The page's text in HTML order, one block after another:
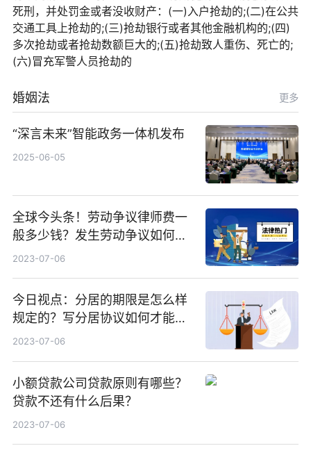
死刑，并处罚金或者没收财产：(一)入户抢劫的;(二)在公共
交通工具上抢劫的;(三)抢劫银行或者其他金融机构的;(四)
多次抢劫或者抢劫数额巨大的;(五)抢劫致人重伤、死亡的;
(六)冒充军警人员抢劫的
婚姻法 更多
“深言未来”智能政务一体机发布
2025-06-05
全球今头条！劳动争议律师费一
般多少钱？发生劳动争议如何算
工资？
2023-07-06
今日视点：分居的期限是怎么样
规定的？写分居协议如何才能有
效？
2023-07-06
小额贷款公司贷款原则有哪些？
贷款不还有什么后果？
2023-07-06